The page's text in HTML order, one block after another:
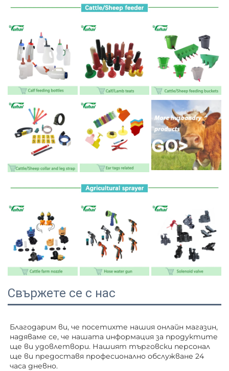
Свържете се с нас
Благодарим ви, че посетихте нашия онлайн магазин,
надяваме се, че нашата информация за продуктите
ще ви удовлетвори. Нашият търговски персонал
ще ви предоставя професионално обслужване 24
часа дневно.